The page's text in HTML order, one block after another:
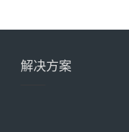
解决方案